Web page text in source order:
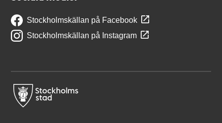
Stockholmskällan på Facebook
Stockholmskällan på Instagram